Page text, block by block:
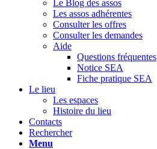
Le Blog des assos
Les assos adhérentes
Consulter les offres
Consulter les demandes
Aide
Questions fréquentes
Notice SEA
Fiche pratique SEA
Le lieu
Les espaces
Histoire du lieu
Contacts
Rechercher
Menu